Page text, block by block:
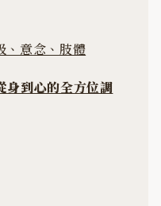
、意念、肢體
身到心的全方位調